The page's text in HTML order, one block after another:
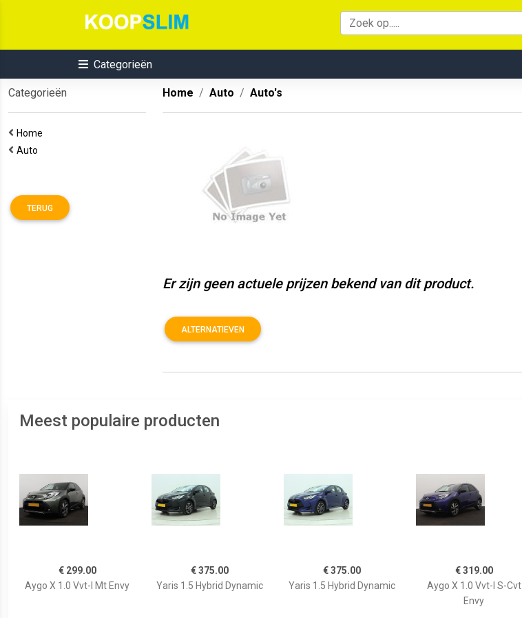
Categorieën
Categorieën
Home
Auto
TERUG
Home Auto Auto's
Er zijn geen actuele prijzen bekend van dit product.
ALTERNATIEVEN
Meest populaire producten
€ 299.00
Aygo X 1.0 Vvt-I Mt Envy
€ 375.00
Yaris 1.5 Hybrid Dynamic
€ 375.00
Yaris 1.5 Hybrid Dynamic
€ 319.00
Aygo X 1.0 Vvt-I S-Cvt
Envy